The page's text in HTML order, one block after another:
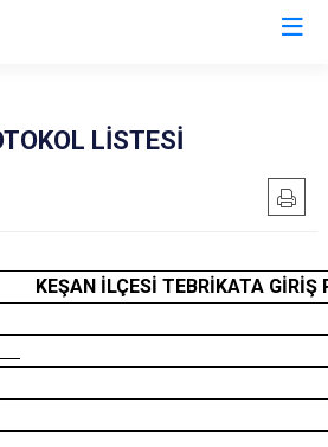
LİSTESİ
KEŞAN İLÇESİ TEBRİKATA GİRİŞ